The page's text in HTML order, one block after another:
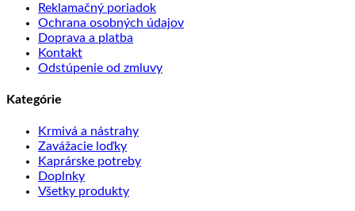
Reklamačný poriadok
Ochrana osobných údajov
Doprava a platba
Kontakt
Odstúpenie od zmluvy
Kategórie
Krmivá a nástrahy
Zavážacie loďky
Kaprárske potreby
Doplnky
Všetky produkty